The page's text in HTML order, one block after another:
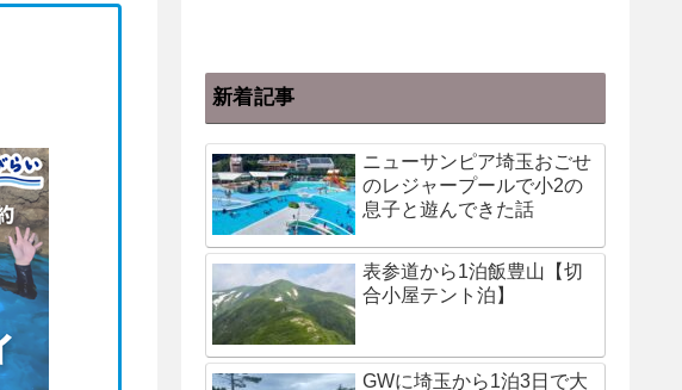
新着記事
ニューサンピア埼玉おごせ
のレジャープールで小2の
息子と遊んできた話
表参道から1泊飯豊山【切
合小屋テント泊】
GWに埼玉から1泊3日で大